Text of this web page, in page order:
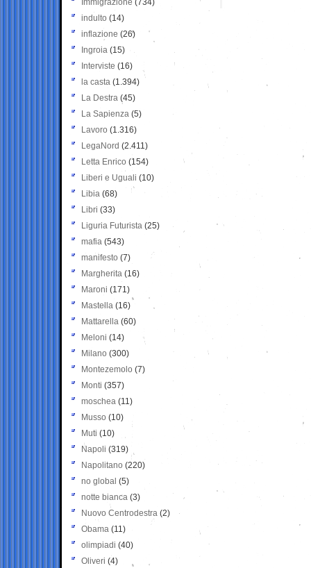
Immigrazione (734)
indulto (14)
inflazione (26)
Ingroia (15)
Interviste (16)
la casta (1.394)
La Destra (45)
La Sapienza (5)
Lavoro (1.316)
LegaNord (2.411)
Letta Enrico (154)
Liberi e Uguali (10)
Libia (68)
Libri (33)
Liguria Futurista (25)
mafia (543)
manifesto (7)
Margherita (16)
Maroni (171)
Mastella (16)
Mattarella (60)
Meloni (14)
Milano (300)
Montezemolo (7)
Monti (357)
moschea (11)
Musso (10)
Muti (10)
Napoli (319)
Napolitano (220)
no global (5)
notte bianca (3)
Nuovo Centrodestra (2)
Obama (11)
olimpiadi (40)
Oliveri (4)